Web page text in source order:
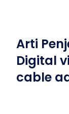
Arti
Digital
cable